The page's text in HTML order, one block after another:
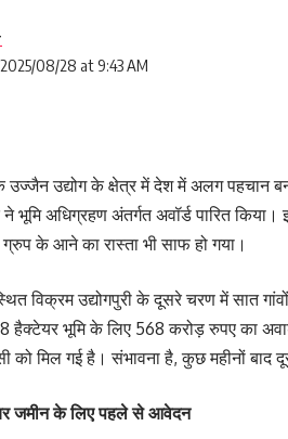
08/28 at 9:43 AM
उद्योग के क्षेत्र में देश में अलग पहचान
भूमि अधिग्रहण अंतर्गत अवॉर्ड पारित
के आने का रास्ता भी साफ हो गया।
विक्रम उद्योगपुरी के दूसरे चरण में सात
भूमि के लिए 568 करोड़ रुपए का
को मिल गई है। संभावना है, कुछ महीनों
जमीन के लिए पहले से आवेदन